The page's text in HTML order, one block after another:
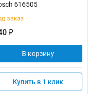
616505
заказ
₽
В корзину
Купить в 1 клик